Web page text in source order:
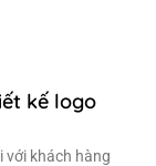
kế logo
với khách hàng